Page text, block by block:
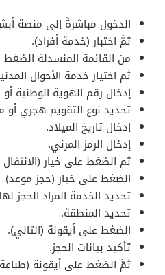
الدخول مباشرةً إلى منصة
ثمَّ اختبار (خدمة أفراد).
من القائمة المنسدلة
ثم اختيار خدمة الأحوال
إدخال رقم الهوية الوطنية
تحديد نوع التقويم هجري أو
إدخال تاريخ الميلاد.
إدخال الرمز المرئي.
ثم الضغط على خيار
الضغط على خيار (حجز موعد)
تحديد الخدمة المراد الحجز
تحديد المنطقة.
الضغط على أيقونة (التالي).
تأكيد بيانات الحجز.
ثمَّ الضغط على أيقونة